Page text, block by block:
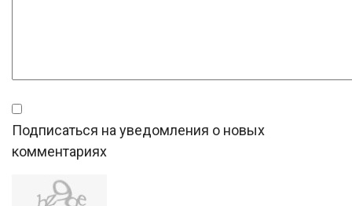
Подписаться на уведомления о новых
комментариях